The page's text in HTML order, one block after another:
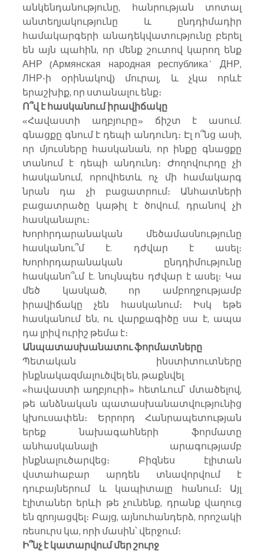
անկենդանությունը, հանրության տոտալ
անտեղյակությունը և ընդդիմադիր
համակարգերի անադեկվատությունը բերել
են այն պահին, որ մենք շուտով կարող ենք
АНР (Армянская народная республика` ДНР,
ЛНР-ի օրինակով) մուրալ, և չկա որևէ
երաշխիք, որ ստանալու ենք։
Ո՞վ է հասկանում իրավիճակը
«Հավաստի աղբյուրը» ճիշտ է ասում.
գնացքը գնում է դեպի անդունդ։ Էլ ո՞նց ասի,
որ մյուսները հասկանան, որ ինքը գնացքը
տանում է դեպի անդունդ։ Ժողովուրդը չի
հասկանում, որովհետև ոչ մի համակարգ
նրան դա չի բացատրում։ Անհատների
բացատրածը կաթիլ է ծովում, դրանով չի
հասկանալու։
Խորհրդարանական մեծամասնությունը
հասկանու՞մ է. դժվար է ասել։
Խորհրդարանական ընդդիմությունը
հասկանո՞ւմ է. նույնպես դժվար է ասել։ Կա
մեծ կասկած, որ ամբողջությամբ
իրավիճակը չեն հասկանում։ Իսկ եթե
հասկանում են, ու վարքագիծը սա է, ապա
դա լրիվ ուրիշ թեմա է։
Անպատասխանատու ֆորմատները
Պետական ինստիտուտները
ինքնակազմալուծվել են, թաքնվել
«հավաստի աղբյուրի» հետևում՝ մտածելով,
թե անձնական պատասխանատվությունից
կխուսափեն։ Երրորդ Հանրապետության
երեք նախագահների ֆորմատը
անհասկանալի արագությամբ
ինքնալուծարվեց։ Բիզնես էլիտան
վստահաբար արդեն տնավորվում է
դուբայներում և կապիտալը հանում։ Այլ
էլիտաներ երևի թե չունենք, դրանք վաղուց
են զրոյացվել։ Բայց, այնուհանդերձ, որոշակի
ռեսուրս կա, որի մասին՝ վերջում։
Ի՞նչ է կատարվում մեր շուրջ